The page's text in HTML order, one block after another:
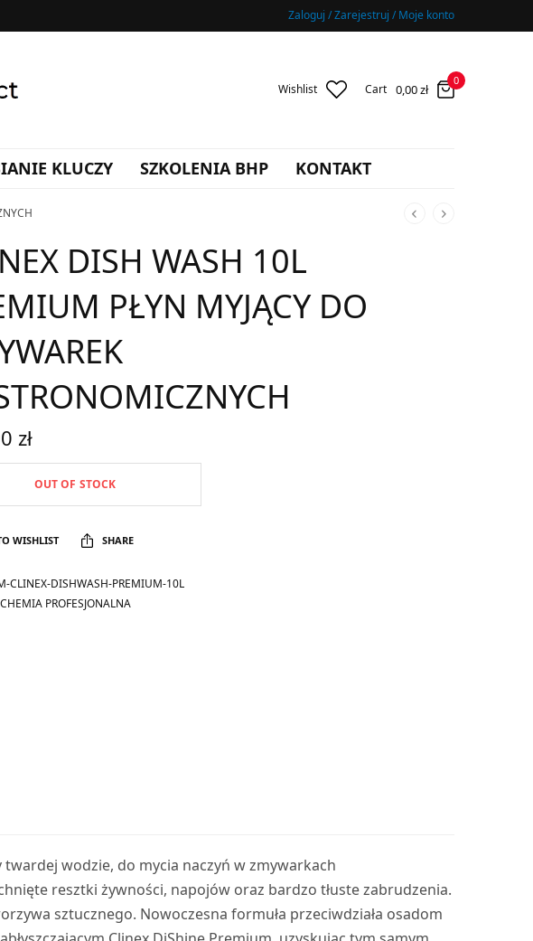
Zaloguj / Zarejestruj / Moje konto
Wishlist Cart 0,00zł
0
KLUCZY SZKOLENIA BHP KONTAKT
DISH WASH 10L
PŁYN MYJĄCY DO
zł
OUT OF STOCK
WISHLIST SHARE
CLINEX-DISHWASH-PREMIUM-10L
CHEMIA PROFESJONALNA
wodzie, do mycia naczyń w zmywarkach
resztki żywności, napojów oraz bardzo tłuste zabrudzenia.
sztucznego. Nowoczesna formuła przeciwdziała osadom